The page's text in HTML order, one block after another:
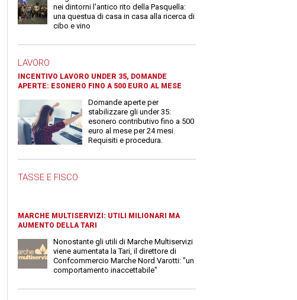
nei dintorni l'antico rito della Pasquella:
una questua di casa in casa alla ricerca di
cibo e vino
LAVORO
INCENTIVO LAVORO UNDER 35, DOMANDE
APERTE: ESONERO FINO A 500 EURO AL MESE
Domande aperte per
stabilizzare gli under 35:
esonero contributivo fino a 500
euro al mese per 24 mesi.
Requisiti e procedura.
TASSE E FISCO
MARCHE MULTISERVIZI: UTILI MILIONARI MA
AUMENTO DELLA TARI
Nonostante gli utili di Marche Multiservizi
viene aumentata la Tari, il direttore di
Confcommercio Marche Nord Varotti: "un
comportamento inaccettabile"